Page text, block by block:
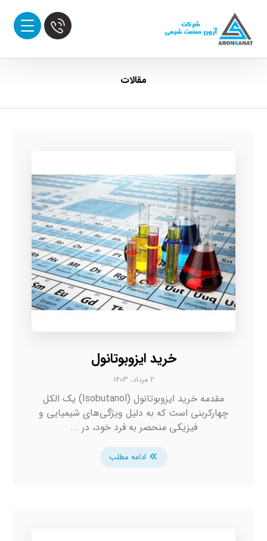
مقالات
خرید ایزوبوتانول
۲ مرداد، ۱۴۰۳
مقدمه خرید ایزوبوتانول (Isobutanol) یک الکل
چهارکربنی است که به دلیل ویژگی‌های شیمیایی و
فیزیکی منحصر به فرد خود، در ...
ادامه مطلب